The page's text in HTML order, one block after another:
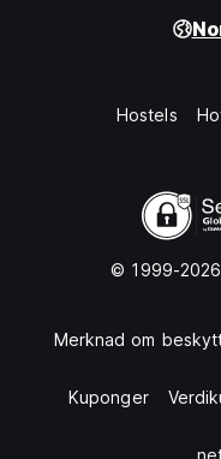
Hostels
© 1999-
Merknad om
Kuponger